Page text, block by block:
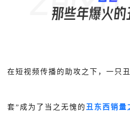
在短视频传播的助攻之下，一只
套”成为了当之无愧的 丑东西销量